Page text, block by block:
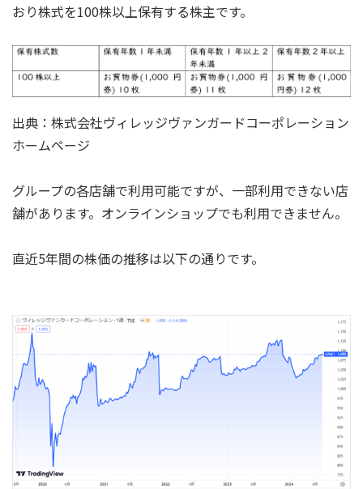
おり株式を100株以上保有する株主です。
出典：株式会社ヴィレッジヴァンガードコーポレーション
ホームページ
グループの各店舗で利用可能ですが、一部利用できない店
舗があります。オンラインショップでも利用できません。
直近5年間の株価の推移は以下の通りです。